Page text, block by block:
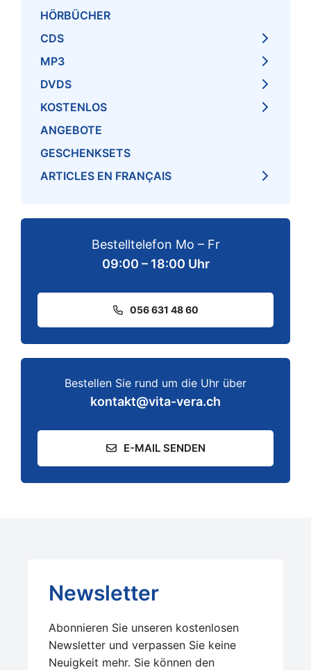
HÖRBÜCHER
CDS
MP3
DVDS
KOSTENLOS
ANGEBOTE
GESCHENKSETS
ARTICLES EN FRANÇAIS
Bestelltelefon Mo – Fr
09:00 – 18:00 Uhr
056 631 48 60
Bestellen Sie rund um die Uhr über
kontakt@vita-vera.ch
E-MAIL SENDEN
Newsletter
Abonnieren Sie unseren kostenlosen
Newsletter und verpassen Sie keine
Neuigkeit mehr. Sie können den